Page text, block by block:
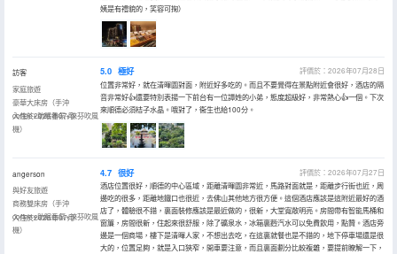
姨是有禮貌的，笑容可掬）
訪客
家庭旅遊
豪華大床房（手沖
coffee+助眠香氛+徠芬吹風
機）
入住於2026年07月
5.0 極好
評價於：2026年07月28日
位置非常好，就在清暉園對面，附近好多吃的。而且不要覺得在景點附近會很好，酒店的隔
音非常好👍還要特別表揚一下前台有一位譚姓的小弟，態度超級好，非常熱心👍一個。下次
來順德必須桔子水晶。哦對了，衞生也給100分。
angerson
與好友旅遊
商務雙床房（手沖
coffee+助眠香氛+徠芬吹風
機）
入住於2026年07月
4.7 很好
評價於：2026年07月27日
酒店位置很好，順德的中心區域，距離清暉園非常近，馬路對面就是，距離步行街也近，周
邊吃的很多，距離地鐵口也很近，去佛山其他地方很方便。這個酒店應該是這附近最好的酒
店了，體驗很不錯，裏面裝修應該是最近做的，很新，大堂寬敞明亮。房間帶有智能馬桶和
窗簾，房間很新，住起來很舒服，除了礦泉水，冰箱裏麪汽水可以免費飲用，點贊。酒店旁
邊是一個商場，樓下是清暉人家，不想出去吃，在這裏就餐也是不錯的，地下停車場還是很
大的，位置足夠，就是入口狹窄，開車要注意，而且裏面劃分比較複雜，要提前瞭解一下，